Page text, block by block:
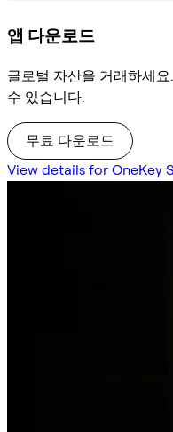
앱 다운로드
글로벌 자산을 거래하세
수 있습니다.
무료 다운로드
View details for OneKey